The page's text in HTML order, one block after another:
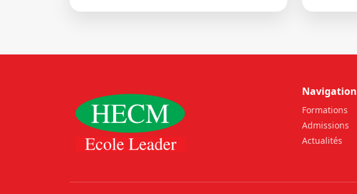
Navigation
Formations
Admissions
Actualités